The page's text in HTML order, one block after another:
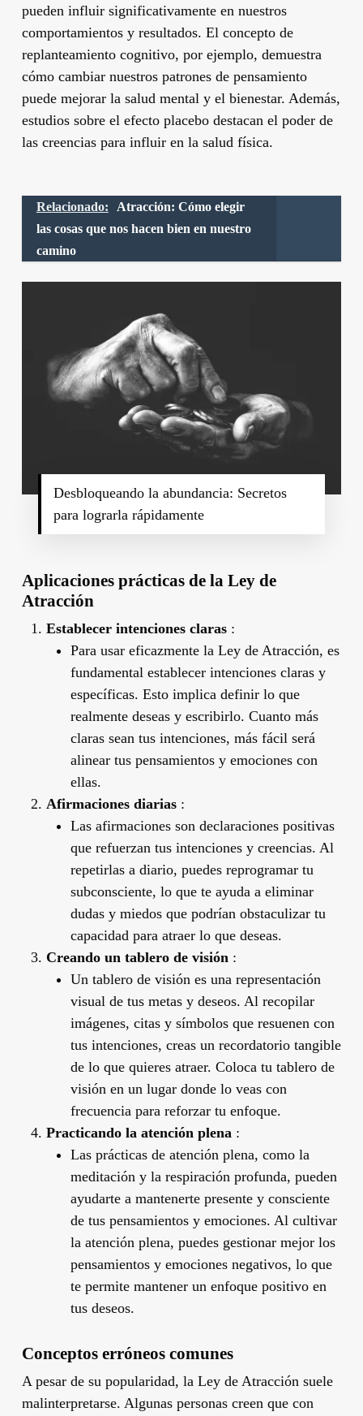
pueden influir significativamente en nuestros
comportamientos y resultados. El concepto de
replanteamiento cognitivo, por ejemplo, demuestra
cómo cambiar nuestros patrones de pensamiento
puede mejorar la salud mental y el bienestar. Además,
estudios sobre el efecto placebo destacan el poder de
las creencias para influir en la salud física.
Relacionado:
Atracción: Cómo elegir
las cosas que nos hacen bien en nuestro
camino
Desbloqueando la abundancia: Secretos
para lograrla rápidamente
Aplicaciones prácticas de la Ley de
Atracción
Establecer intenciones claras:
Para usar eficazmente la Ley de Atracción, es
fundamental establecer intenciones claras y
específicas. Esto implica definir lo que
realmente deseas y escribirlo. Cuanto más
claras sean tus intenciones, más fácil será
alinear tus pensamientos y emociones con
ellas.
Afirmaciones diarias:
Las afirmaciones son declaraciones positivas
que refuerzan tus intenciones y creencias. Al
repetirlas a diario, puedes reprogramar tu
subconsciente, lo que te ayuda a eliminar
dudas y miedos que podrían obstaculizar tu
capacidad para atraer lo que deseas.
Creando un tablero de visión:
Un tablero de visión es una representación
visual de tus metas y deseos. Al recopilar
imágenes, citas y símbolos que resuenen con
tus intenciones, creas un recordatorio tangible
de lo que quieres atraer. Coloca tu tablero de
visión en un lugar donde lo veas con
frecuencia para reforzar tu enfoque.
Practicando la atención plena:
Las prácticas de atención plena, como la
meditación y la respiración profunda, pueden
ayudarte a mantenerte presente y consciente
de tus pensamientos y emociones. Al cultivar
la atención plena, puedes gestionar mejor los
pensamientos y emociones negativos, lo que
te permite mantener un enfoque positivo en
tus deseos.
Conceptos erróneos comunes
A pesar de su popularidad, la Ley de Atracción suele
malinterpretarse. Algunas personas creen que con